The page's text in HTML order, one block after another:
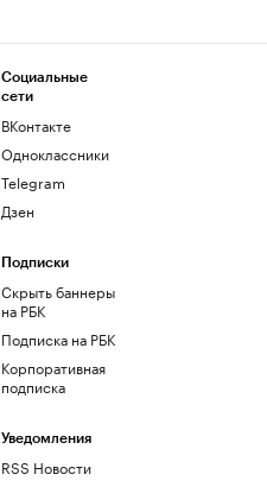
Социальные
сети
ВКонтакте
Одноклассники
Telegram
Дзен
Подписки
Скрыть баннеры
на РБК
Подписка на РБК
Корпоративная
подписка
Уведомления
RSS Новости